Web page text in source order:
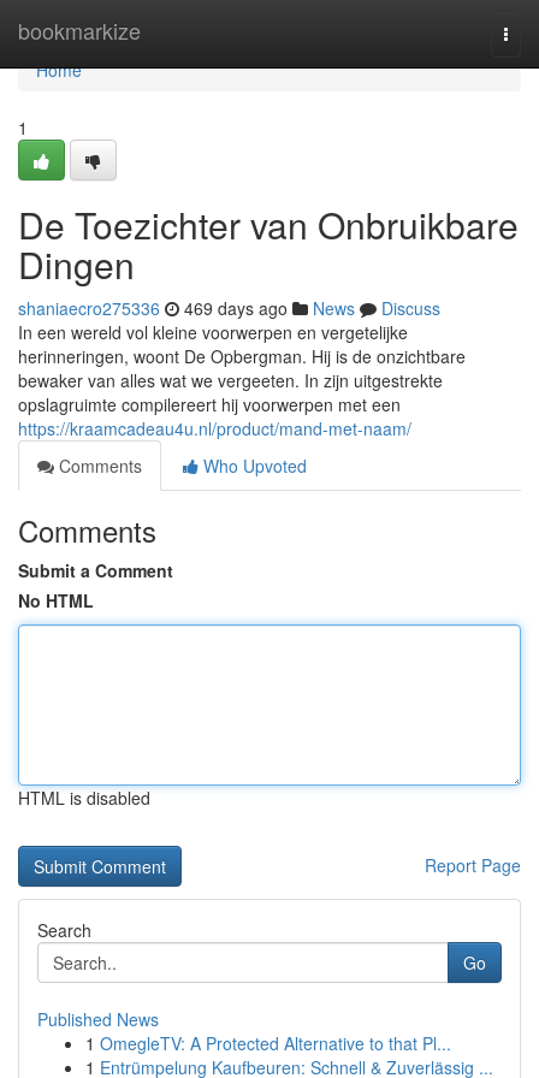
bookmarkize
Home
Home
1
De Toezichter van Onbruikbare
Dingen
shaniaecro275336 469 days ago News
Discuss
In een wereld vol kleine voorwerpen en vergetelijke
herinneringen, woont De Opbergman. Hij is de onzichtbare
bewaker van alles wat we vergeeten. In zijn uitgestrekte
opslagruimte compilereert hij voorwerpen met een
https://kraamcadeau4u.nl/product/mand-met-naam/
Comments
Who Upvoted
Comments
Submit a Comment
No HTML
HTML is disabled
Report Page
Search
Go
Published News
1 OmegleTV: A Protected Alternative to that Pl...
1 Entrümpelung Kaufbeuren: Schnell & Zuverlässig ...